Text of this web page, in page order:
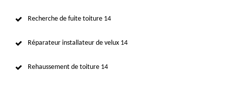
Recherche de fuite toiture 14
Réparateur installateur de velux 14
Rehaussement de toiture 14